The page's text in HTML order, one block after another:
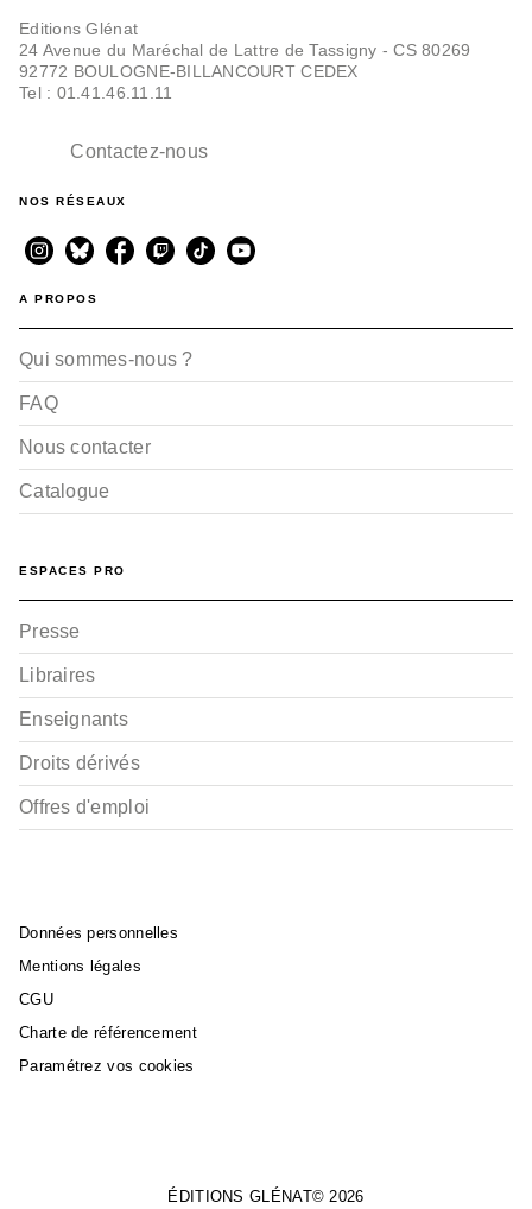
Editions Glénat
24 Avenue du Maréchal de Lattre de Tassigny - CS 80269
92772 BOULOGNE-BILLANCOURT CEDEX
Tel : 01.41.46.11.11
Contactez-nous
NOS RÉSEAUX
A PROPOS
Qui sommes-nous ?
FAQ
Nous contacter
Catalogue
ESPACES PRO
Presse
Libraires
Enseignants
Droits dérivés
Offres d'emploi
Données personnelles
Mentions légales
CGU
Charte de référencement
Paramétrez vos cookies
ÉDITIONS GLÉNAT© 2026